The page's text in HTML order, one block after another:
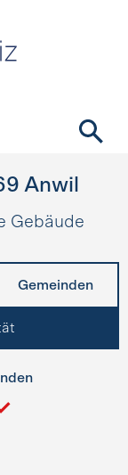
Anwil
Gebäude
Gemeinden